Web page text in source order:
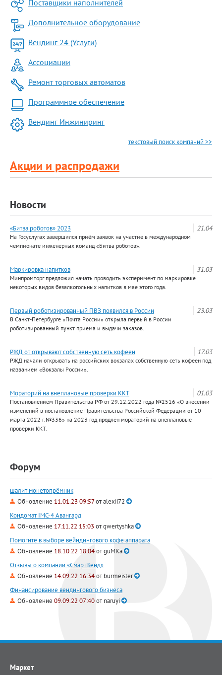
Поставщики наполнителей
Дополнительное оборудование
Вендинг 24 (Услуги)
Ассоциации
Ремонт торговых автоматов
Программное обеспечение
Вендинг Инжиниринг
текстовый поиск компаний >>
Акции и распродажи
Новости
21.04
«Битва роботов» 2023
На Госуслугах завершился приём заявок на участие в международном
чемпионате инженерных команд «Битва роботов».
31.03
Маркировка напитков
Минпромторг предложил начать проводить эксперимент по маркировке
некоторых видов безалкогольных напитков в мае этого года.
23.03
Первый роботизированный ПВЗ появился в России
В Санкт-Петербурге «Почта России» открыла первый в России
роботизированный пункт приема и выдачи заказов.
17.03
РЖД от открывают собственную сеть кофеен
РЖД начали открывать на российских вокзалах собственную сеть кофеен под
названием «Вокзалы России».
01.03
Мораторий на внеплановые проверки ККТ
Постановлением Правительства РФ от 29.12.2022 года №2516 «О внесении
изменений в постановление Правительства Российской Федерации от 10
марта 2022 г.№336» на 2023 год продлён мораторий на внеплановые
проверки ККТ.
Форум
шалит монетопрёмник
Обновление 11.01.23 09:57отalexii72
Кондомат IMC-4 Авангард
Обновление 17.11.22 15:03 отqwertyshka
Помогите в выборе вейндингового кофе аппарата
Обновление 18.10.22 18:04отguMKa
Отзывы о компании «СмартВенд»
Обновление 14.09.22 16:34отburmeister
Финансирование вендингового бизнеса
Обновление 09.09.22 07:40отnaruyi
Маркет